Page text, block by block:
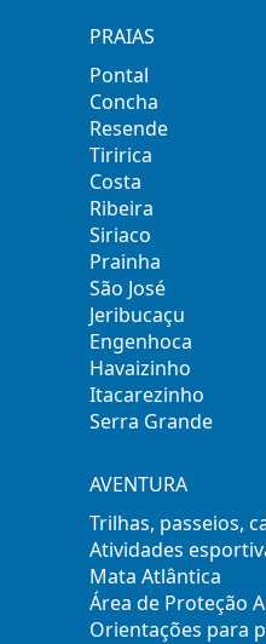
PRAIAS
Pontal
Concha
Resende
Tiririca
Costa
Ribeira
Siriaco
Prainha
São José
Jeribucaçu
Engenhoca
Havaizinho
Itacarezinho
Serra Grande
AVENTURA
Trilhas, passeios,
Atividades
Mata Atlântica
Área de Proteção
Orientações para